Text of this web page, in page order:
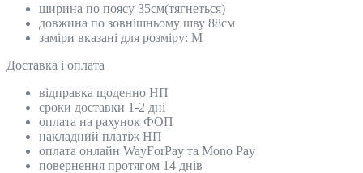
ширина по поясу 35см(тягнеться)
довжина по зовнішньому шву 88см
заміри вказані для розміру: M
Доставка і оплата
відправка щоденно НП
сроки доставки 1-2 дні
оплата на рахунок ФОП
накладний платіж НП
оплата онлайн WayForPay та Mono Pay
повернення протягом 14 днів